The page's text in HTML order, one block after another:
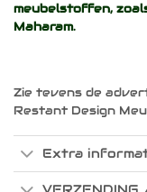
meubelstoffen,
Maharam.
Zie tevens de
Restant Design
Extra